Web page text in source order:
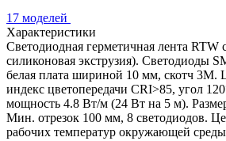
17 моделей
Характеристики
Светодиодная герметичная лента RTW
силиконовая экструзия). Светодиоды
белая плата шириной 10 мм, скотч
индекс цветопередачи CRI>85, угол
мощность 4.8 Вт/м (24 Вт на 5 м).
Мин. отрезок 100 мм, 8 светодиодов.
рабочих температур окружающей